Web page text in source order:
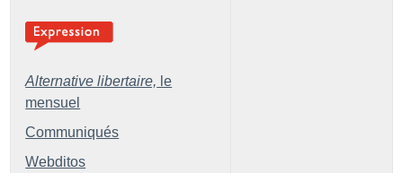
Alternative libertaire, le
mensuel
Communiqués
Webditos